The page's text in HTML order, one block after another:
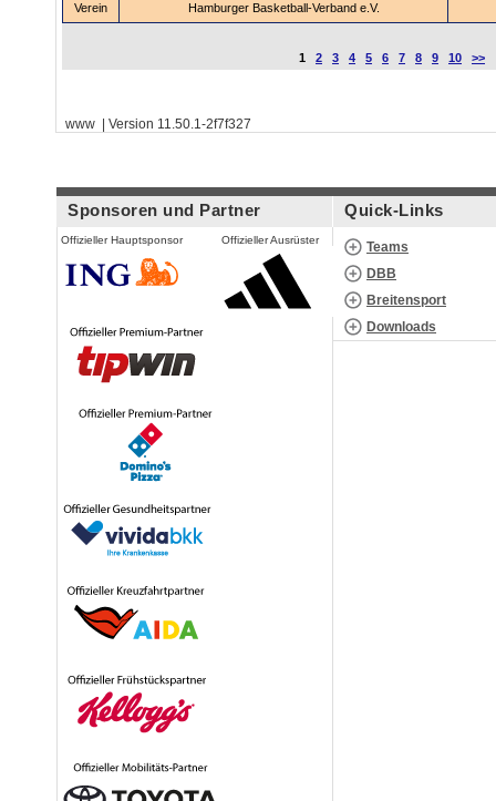
Verein Hamburger Basketball-Verband e.V.
1 2 3 4 5 6 7 8 9 10 >>
www | Version 11.50.1-2f7f327
Sponsoren und Partner
Offizieller Hauptsponsor Offizieller Ausrüster
Quick-Links
Teams
DBB
Breitensport
Downloads